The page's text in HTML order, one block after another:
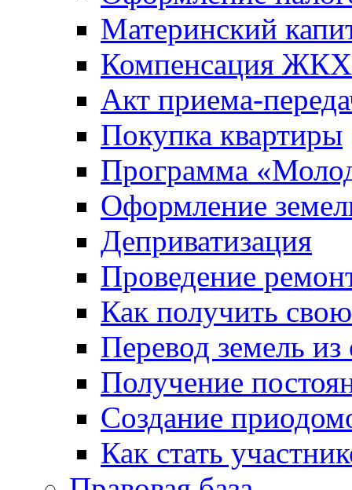
Материнский
Компенсация ЖКХ
Акт приема-
Покупка квартиры
Программа
Оформление
Деприватизация
Проведение
Как получить
Перевод земель
Получение
Создание
Как стать